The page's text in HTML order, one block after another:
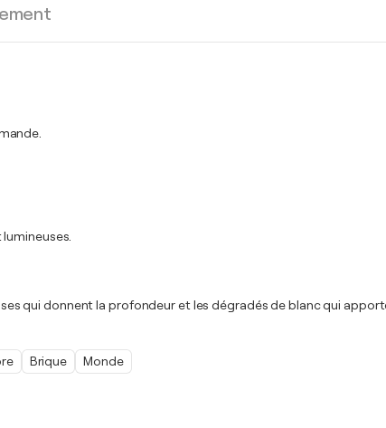
qui donnent la profondeur et les dégradés de blanc qui
Brique Monde